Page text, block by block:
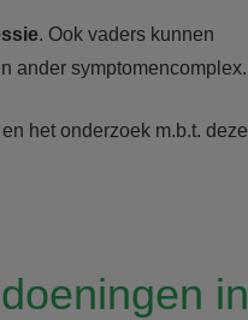
. Ook vaders kunnen
ander symptomencomplex.
het onderzoek m.b.t. deze
in